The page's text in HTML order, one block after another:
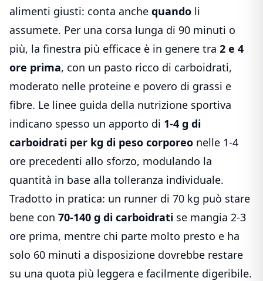
alimenti giusti: conta anche quando li
assumete. Per una corsa lunga di 90 minuti o
più, la finestra più efficace è in genere tra 2 e 4
ore prima, con un pasto ricco di carboidrati,
moderato nelle proteine e povero di grassi e
fibre. Le linee guida della nutrizione sportiva
indicano spesso un apporto di 1-4 g di
carboidrati per kg di peso corporeo nelle 1-4
ore precedenti allo sforzo, modulando la
quantità in base alla tolleranza individuale.
Tradotto in pratica: un runner di 70 kg può stare
bene con 70-140 g di carboidrati se mangia 2-3
ore prima, mentre chi parte molto presto e ha
solo 60 minuti a disposizione dovrebbe restare
su una quota più leggera e facilmente digeribile.